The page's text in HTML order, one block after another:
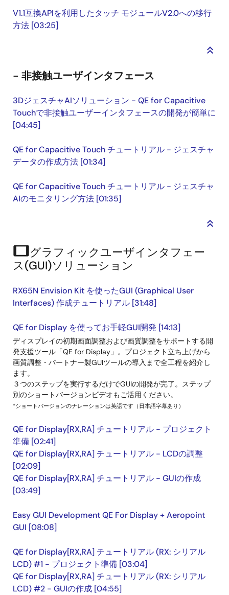
V1.1互換APIを利用したタッチ モジュールV2.0への移行
方法 [03:25]
keyboard_double_arrow_up
- 非接触ユーザインタフェース
3DジェスチャAIソリューション - QE for Capacitive
Touchで非接触ユーザーインタフェースの開発が簡単に
[04:45]
QE for Capacitive Touch チュートリアル - ジェスチャ
データの作成方法 [01:34]
QE for Capacitive Touch チュートリアル - ジェスチャ
AIのモニタリング方法 [01:35]
keyboard_double_arrow_up
tabletグラフィックユーザインタフェー
ス(GUI)ソリューション
RX65N Envision Kit を使ったGUI (Graphical User
Interfaces) 作成チュートリアル [31:48]
QE for Display を使ってお手軽GUI開発 [14:13]
ディスプレイの初期画面調整および画質調整をサポートする開
発支援ツール「QE for Display」。プロジェクト立ち上げから
画質調整・パートナー製GUIツールの導入まで全工程を紹介し
ます。
３つのステップを実行するだけでGUIの開発が完了。ステップ
別のショートバージョンビデオもご活用ください。
*ショートバージョンのナレーションは英語です（日本語字幕あり）
QE for Display[RX,RA] チュートリアル - プロジェクト
準備 [02:41]
QE for Display[RX,RA] チュートリアル - LCDの調整
[02:09]
QE for Display[RX,RA] チュートリアル - GUIの作成
[03:49]
Easy GUI Development QE For Display + Aeropoint
GUI [08:08]
QE for Display[RX,RA] チュートリアル (RX: シリアル
LCD) #1 - プロジェクト準備 [03:04]
QE for Display[RX,RA] チュートリアル (RX: シリアル
LCD) #2 - GUIの作成 [04:55]